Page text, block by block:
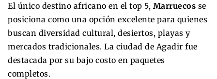
El único destino africano en el top 5, Marruecos se
posiciona como una opción excelente para quienes
buscan diversidad cultural, desiertos, playas y
mercados tradicionales. La ciudad de Agadir fue
destacada por su bajo costo en paquetes
completos.